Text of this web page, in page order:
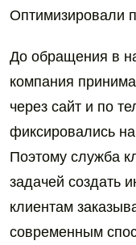
Оптимизировали
До обращения в
компания
через сайт и по
фиксировались
Поэтому служба
задачей создать
клиентам
современным